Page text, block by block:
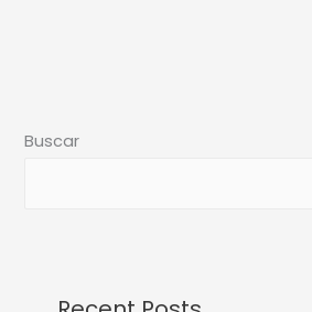
Buscar